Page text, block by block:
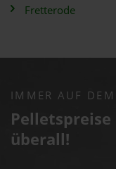
Fretterode
IMMER AUF
überall!